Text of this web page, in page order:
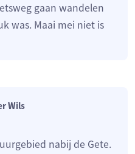
gaan wandelen
was. Maai mei niet is
Wils
nabij de Gete.